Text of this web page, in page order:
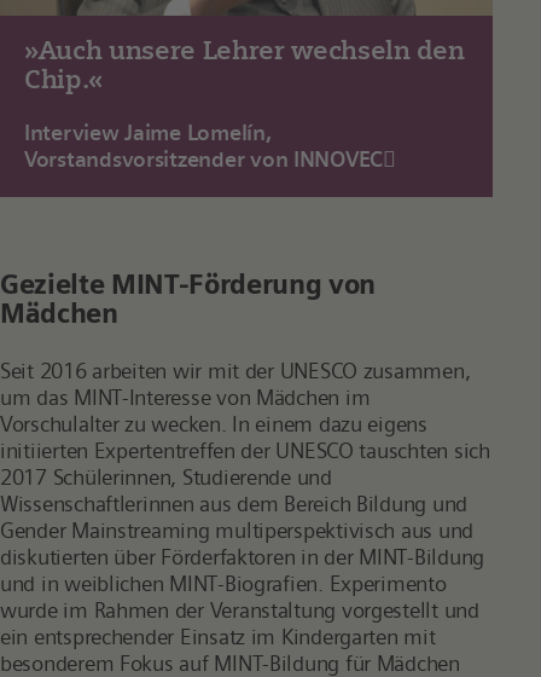
»Auch unsere Lehrer wechseln den
Chip.«
Interview Jaime Lomelín,
Vorstandsvorsitzender von INNOVEC
Gezielte MINT-Förderung von
Mädchen
Seit 2016 arbeiten wir mit der UNESCO zusammen,
um das MINT-Interesse von Mädchen im
Vorschulalter zu wecken. In einem dazu eigens
initiierten Expertentreffen der UNESCO tauschten sich
2017 Schülerinnen, Studierende und
Wissenschaftlerinnen aus dem Bereich Bildung und
Gender Mainstreaming multiperspektivisch aus und
diskutierten über Förderfaktoren in der MINT-Bildung
und in weiblichen MINT-Biografien. Experimento
wurde im Rahmen der Veranstaltung vorgestellt und
ein entsprechender Einsatz im Kindergarten mit
besonderem Fokus auf MINT-Bildung für Mädchen